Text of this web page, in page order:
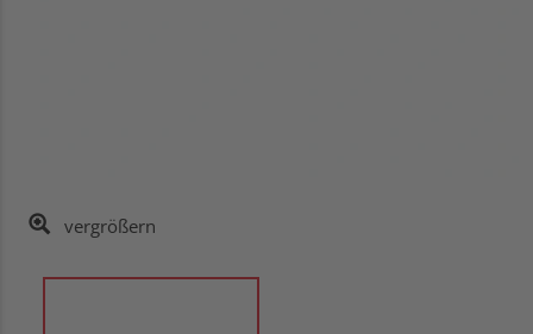
vergrößern